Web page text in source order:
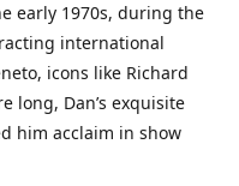
early 1970s, during the
international
icons like Richard
long, Dan’s exquisite
him acclaim in show